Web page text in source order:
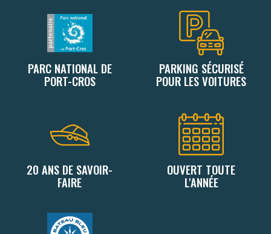
PARC NATIONAL DE
PORT-CROS
PARKING SÉCURISÉ
POUR LES VOITURES
20 ANS DE SAVOIR-
FAIRE
OUVERT TOUTE
L'ANNÉE